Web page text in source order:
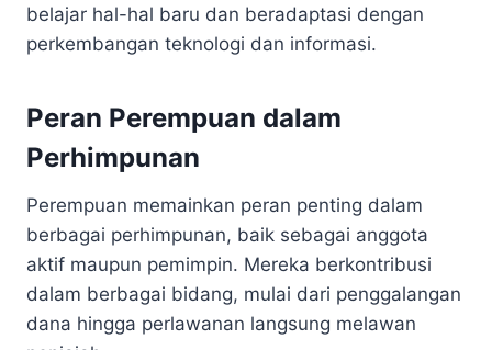
belajar hal-hal baru dan beradaptasi dengan
perkembangan teknologi dan informasi.
Peran Perempuan dalam
Perhimpunan
Perempuan memainkan peran penting dalam
berbagai perhimpunan, baik sebagai anggota
aktif maupun pemimpin. Mereka berkontribusi
dalam berbagai bidang, mulai dari penggalangan
dana hingga perlawanan langsung melawan